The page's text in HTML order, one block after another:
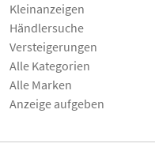
Kleinanzeigen
Händlersuche
Versteigerungen
Alle Kategorien
Alle Marken
Anzeige aufgeben